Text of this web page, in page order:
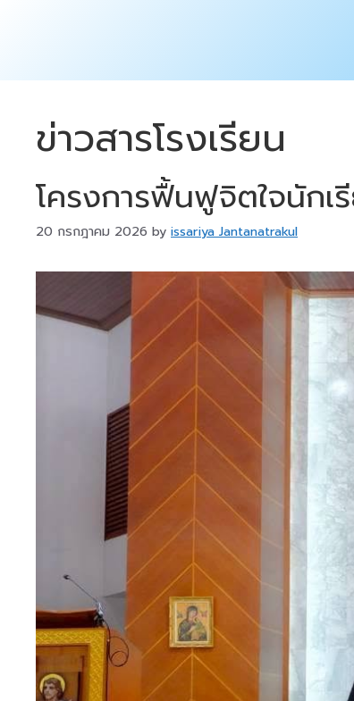
ข่าวสารโรงเรียน
โครงการฟื้นฟูจิตใจนัก
20 กรกฎาคม 2026 by issariya Jantanatrakul